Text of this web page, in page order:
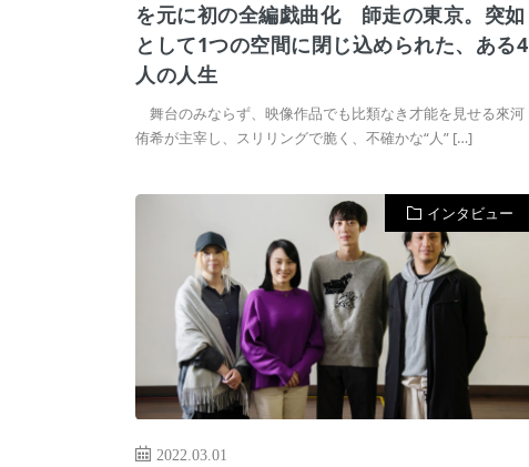
を元に初の全編戯曲化 師走の東京。突如
として1つの空間に閉じ込められた、ある4
人の人生
舞台のみならず、映像作品でも比類なき才能を見せる來河
侑希が主宰し、スリリングで脆く、不確かな“人” […]
インタビュー
2022.03.01